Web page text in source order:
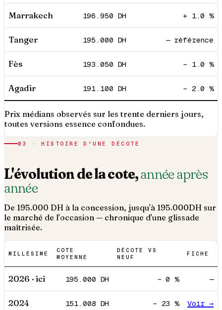
Marrakech 196.950 DH + 1.0 %
Tanger 195.000 DH — référence
Fès 193.050 DH − 1.0 %
Agadir 191.100 DH − 2.0 %
Prix médians observés sur les trente derniers jours,
toutes versions essence confondues.
03 · HISTOIRE D'UNE DÉCOTE
L'évolution de la cote,année après
année
De 195.000 DH à la concession, jusqu'à 195.000DH sur
le marché de l'occasion — chronique d'une glissade
maîtrisée.
MILLÉSIME
COTE
MOYENNE
DÉCOTE VS
NEUF
FICHE
2026 · ici 195.000 DH −0 % —
2024 151.008 DH − 23 % Voir →